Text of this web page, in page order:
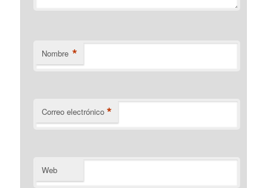
Nombre *
Correo electrónico *
Web